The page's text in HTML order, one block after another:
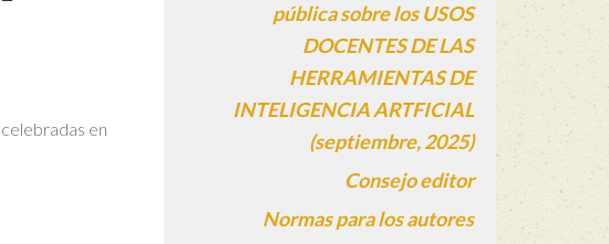
celebradas en
pública sobre los USOS
DOCENTES DE LAS
HERRAMIENTAS DE
INTELIGENCIA ARTFICIAL
(septiembre, 2025)
Consejo editor
Normas para los autores